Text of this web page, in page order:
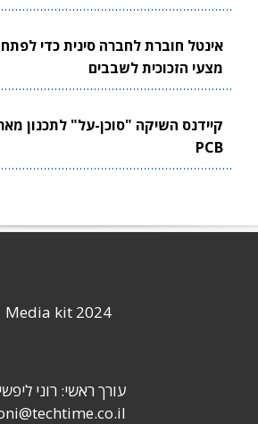
אינטל חוברת לחברה סינית כדי
מצעי הזכוכית לשבבים
קיידנס השיקה "סוכן-על" לתכנון
PCB
Media kit 2024
עורך ראשי: רוני